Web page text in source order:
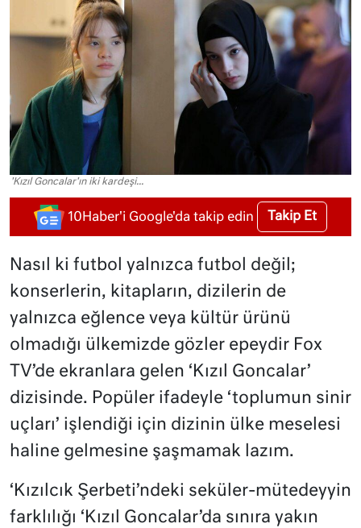
'Kızıl Goncalar'ın iki kardeşi...
10Haber'i Google'da takip edin Takip Et
Nasıl ki futbol yalnızca futbol değil;
konserlerin, kitapların, dizilerin de
yalnızca eğlence veya kültür ürünü
olmadığı ülkemizde gözler epeydir Fox
TV’de ekranlara gelen ‘Kızıl Goncalar’
dizisinde. Popüler ifadeyle ‘toplumun sinir
uçları’ işlendiği için dizinin ülke meselesi
haline gelmesine şaşmamak lazım.
‘Kızılcık Şerbeti’ndeki seküler-mütedeyyin
farklılığı ‘Kızıl Goncalar’da sınıra yakın